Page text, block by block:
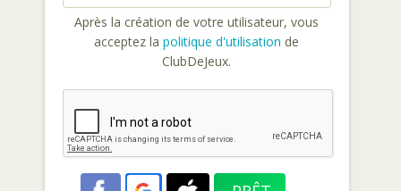
Après la création de votre utilisateur, vous
acceptez la politique d'utilisation de
ClubDeJeux.